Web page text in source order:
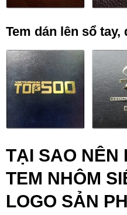
Tem dán lên sổ
TẠI SAO NÊN
TEM NHÔM
LOGO SẢN